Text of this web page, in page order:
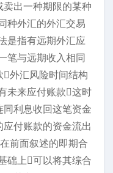
出一种期限的某种
种外汇的外汇交易
是指有远期外汇应
笔与远期收入相同
外汇风险时间结构
未来应付账款这时
利息收回这笔资金
付账款的资金流出
前面叙述的即期合
础上可以将其综合